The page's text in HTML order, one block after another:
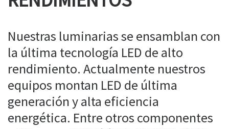
Nuestras luminarias se ensamblan con
la última tecnología LED de alto
rendimiento. Actualmente nuestros
equipos montan LED de última
generación y alta eficiencia
energética. Entre otros componentes